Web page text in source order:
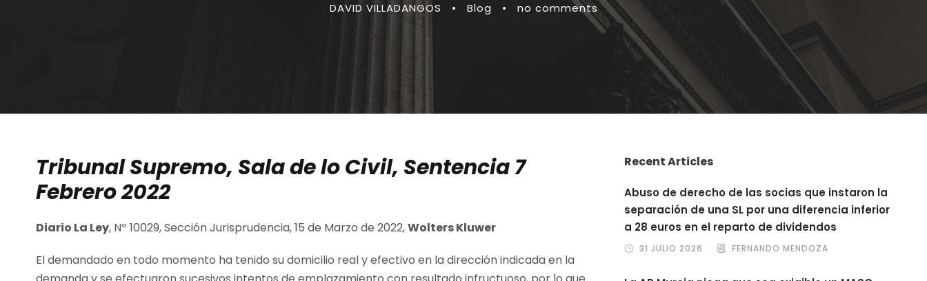
DAVID VILLADANGOS • Blog • no comments
Tribunal Supremo, Sala de lo Civil, Sentencia 7
Febrero 2022
Diario La Ley, Nº 10029, Sección Jurisprudencia, 15 de Marzo de 2022,Wolters Kluwer
El demandado en todo momento ha tenido su domicilio real y efectivo en la dirección indicada en la
Recent Articles
Abuso de derecho de las socias que instaron la
separación de una SL por una diferencia inferior
a 28 euros en el reparto de dividendos
31 JULIO 2026 FERNANDO MENDOZA